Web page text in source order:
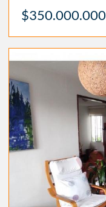
$350.000.000